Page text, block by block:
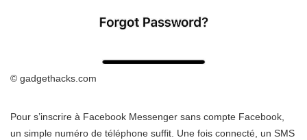
© gadgethacks.com
Pour s’inscrire à Facebook Messenger sans compte Facebook,
un simple numéro de téléphone suffit. Une fois connecté, un SMS